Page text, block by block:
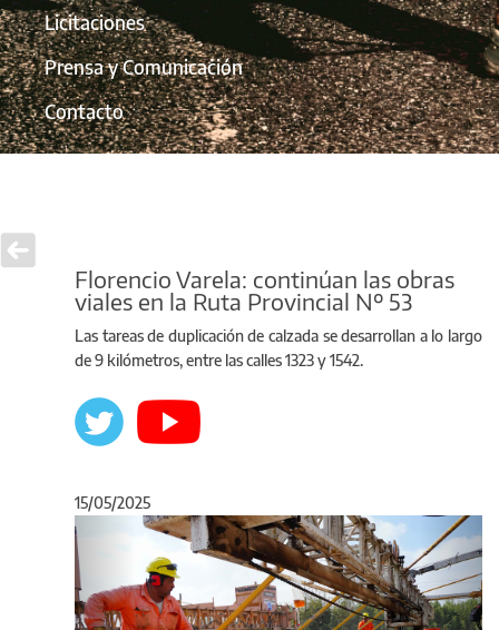
Licitaciones
Prensa y Comunicación
Contacto
Florencio Varela: continúan las obras
viales en la Ruta Provincial Nº 53
Las tareas de duplicación de calzada se desarrollan a lo largo
de 9 kilómetros, entre las calles 1323 y 1542.
15/05/2025
Anterior